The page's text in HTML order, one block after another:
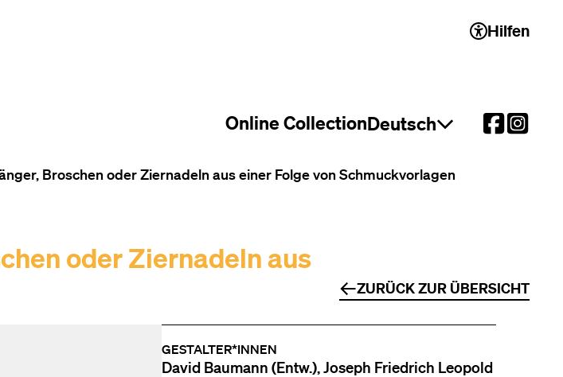
Hilfen
Online CollectionSprachauswahl öffnen
Deutsch
Broschen oder Ziernadeln aus einer Folge von Schmuckvorlagen
oder Ziernadeln aus
ZURÜCK ZUR ÜBERSICHT
GESTALTER*INNEN
David Baumann (Entw.), Joseph Friedrich Leopold